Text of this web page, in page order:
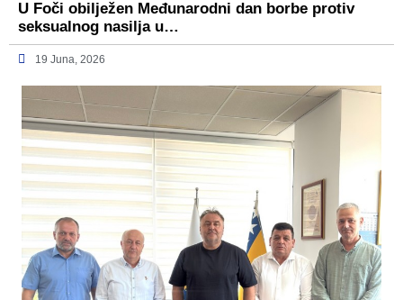
U Foči obilježen Međunarodni dan borbe protiv
seksualnog nasilja u…
19 Juna, 2026